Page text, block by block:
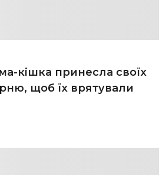
кішка принесла своїх
щоб їх врятували